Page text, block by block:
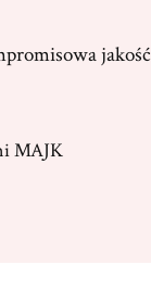
jakość
MAJK